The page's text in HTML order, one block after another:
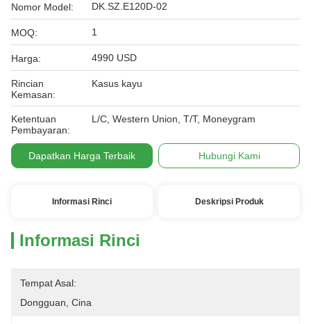
Nomor Model: DK.SZ.E120D-02
MOQ: 1
Harga: 4990 USD
Rincian
Kemasan:
Kasus kayu
Ketentuan
Pembayaran:
L/C, Western Union, T/T, Moneygram
Dapatkan Harga Terbaik Hubungi Kami
Informasi Rinci Deskripsi Produk
Informasi Rinci
Tempat Asal:
Dongguan, Cina